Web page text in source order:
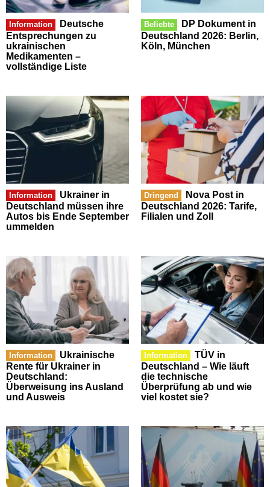
Information
Deutsche
Entsprechungen zu
ukrainischen
Medikamenten –
vollständige Liste
Beliebte
DP Dokument in
Deutschland 2026: Berlin,
Köln, München
Information
Ukrainer in
Deutschland müssen ihre
Autos bis Ende September
ummelden
Dringend
Nova Post in
Deutschland 2026: Tarife,
Filialen und Zoll
Information
Ukrainische
Rente für Ukrainer in
Deutschland:
Überweisung ins Ausland
und Ausweis
Information
TÜV in
Deutschland – Wie läuft
die technische
Überprüfung ab und wie
viel kostet sie?